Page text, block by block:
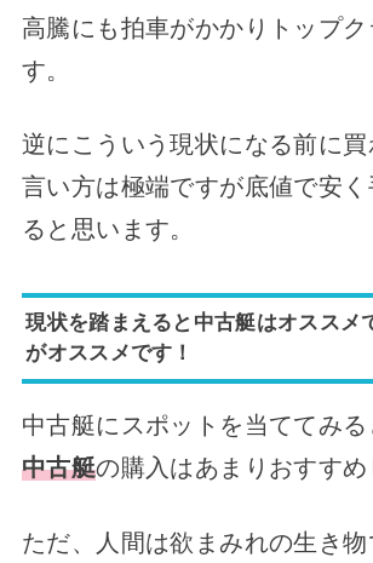
高騰にも拍車がかかりトップ
す。
逆にこういう現状になる前に買
言い方は極端ですが底値で安
ると思います。
現状を踏まえると中古艇はオススメ
がオススメです！
中古艇にスポットを当ててみ
中古艇の購入はあまりおすすめ
ただ、人間は欲まみれの生き